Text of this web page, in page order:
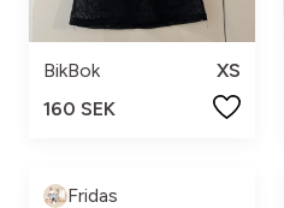
BikBok
XS
160 SEK
Fridas